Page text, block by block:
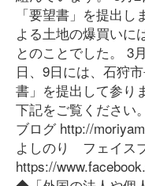
「要望書」を提出
よる土地の爆買いに
とのことでした。 3
日、9日には、石狩
書」を提出して参り
下記をご覧くださ
ブログ http://
よしのり フェイス
https://